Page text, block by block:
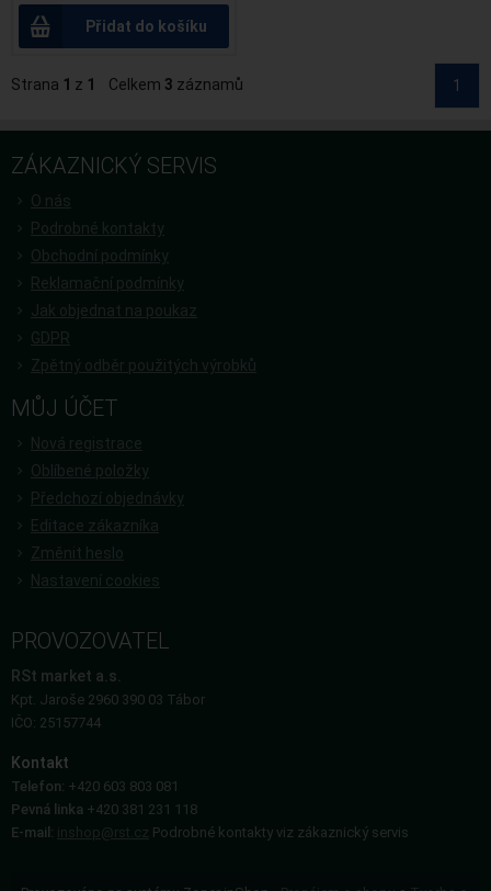
Přidat do košíku
Strana 1 z 1 Celkem 3 záznamů 1
ZÁKAZNICKÝ SERVIS
O nás
Podrobné kontakty
Obchodní podmínky
Reklamační podmínky
Jak objednat na poukaz
GDPR
Zpětný odběr použitých výrobků
MŮJ ÚČET
Nová registrace
Oblíbené položky
Předchozí objednávky
Editace zákazníka
Změnit heslo
Nastavení cookies
PROVOZOVATEL
RSt market a.s.
Kpt. Jaroše 2960 390 03 Tábor
IČO: 25157744
Kontakt
Telefon: +420 603 803 081
Pevná linka +420 381 231 118
E-mail: inshop@rst.cz Podrobné kontakty viz zákaznický servis